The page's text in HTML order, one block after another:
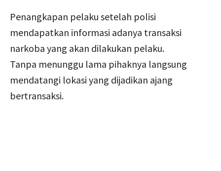
Penangkapan pelaku setelah polisi
mendapatkan informasi adanya transaksi
narkoba yang akan dilakukan pelaku.
Tanpa menunggu lama pihaknya langsung
mendatangi lokasi yang dijadikan ajang
bertransaksi.